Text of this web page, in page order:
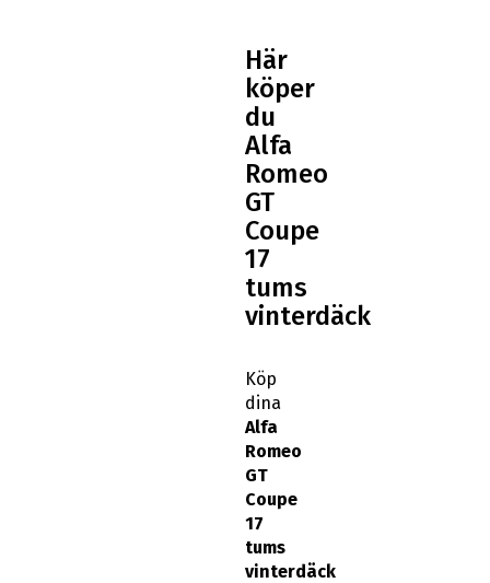
Här
köper
du
Alfa
Romeo
GT
Coupe
17
tums
vinterdäck
Köp
dina
Alfa
Romeo
GT
Coupe
17
tums
vinterdäck